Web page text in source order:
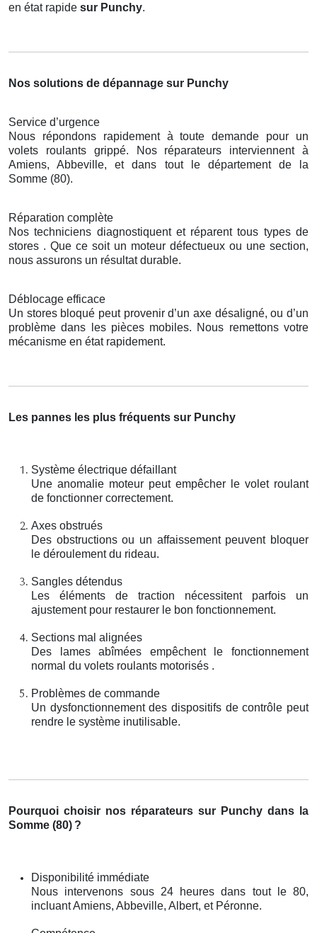
en état rapide sur Punchy.
Nos solutions de dépannage sur Punchy
Service d’urgence
Nous répondons rapidement à toute demande pour un
volets roulants grippé. Nos réparateurs interviennent à
Amiens, Abbeville, et dans tout le département de la
Somme (80).
Réparation complète
Nos techniciens diagnostiquent et réparent tous types de
stores . Que ce soit un moteur défectueux ou une section,
nous assurons un résultat durable.
Déblocage efficace
Un stores bloqué peut provenir d’un axe désaligné, ou d’un
problème dans les pièces mobiles. Nous remettons votre
mécanisme en état rapidement.
Les pannes les plus fréquents sur Punchy
Système électrique défaillant
Une anomalie moteur peut empêcher le volet roulant
de fonctionner correctement.
Axes obstrués
Des obstructions ou un affaissement peuvent bloquer
le déroulement du rideau.
Sangles détendus
Les éléments de traction nécessitent parfois un
ajustement pour restaurer le bon fonctionnement.
Sections mal alignées
Des lames abîmées empêchent le fonctionnement
normal du volets roulants motorisés .
Problèmes de commande
Un dysfonctionnement des dispositifs de contrôle peut
rendre le système inutilisable.
Pourquoi choisir nos réparateurs sur Punchy dans la
Somme (80) ?
Disponibilité immédiate
Nous intervenons sous 24 heures dans tout le 80,
incluant Amiens, Abbeville, Albert, et Péronne.